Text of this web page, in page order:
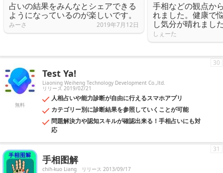
占いの結果をみんなとシェアできる
ようになっているのが楽しいです。
みーさ 2019年7月12日
手相などの観点か
れました。健康で
し気分が晴れまし
しぇーた
無料
Test Ya!
Liaoning Weiheng Technology Development Co.,ltd.
リリース 2019/02/21
人相占いや能力診断が自由に行えるスマホアプリ
カテゴリー別に診断結果を参照していくことが可能
問題解決力や認知スキルが確認出来る！手相占いにも対
応
30
手相图解
chih-kuo Liang リリース 2013/09/17
31